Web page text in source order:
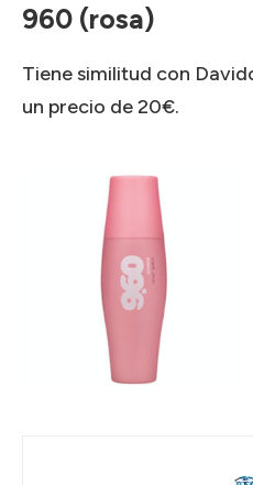
960 (rosa)
Tiene similitud con
un precio de 20€.